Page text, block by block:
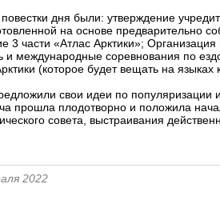
дня были: утверждение
на основе предварительно
3 части «Атлас Арктики»;
международные соревнования по
(которое будет вещать на
свои идеи по
прошла плодотворно и положила
совета, выстраивания
2022